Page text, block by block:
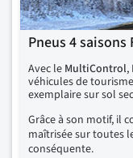
Pneus 4 saisons
Avec le MultiControl,
véhicules de
exemplaire sur sol
Grâce à son motif, il
maîtrisée sur toutes
conséquente.